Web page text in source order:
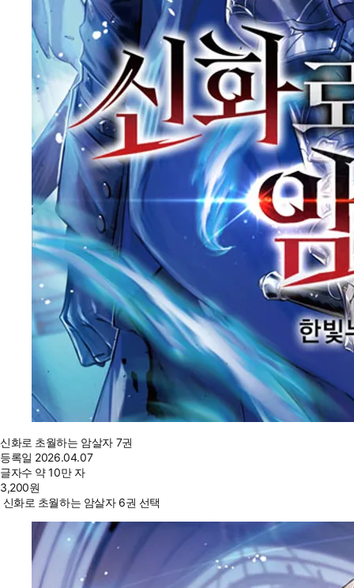
신화로 초월하는 암살자 7권
등록일 2026.04.07
글자수 약 10만 자
3,200원
신화로 초월하는 암살자 6권 선택